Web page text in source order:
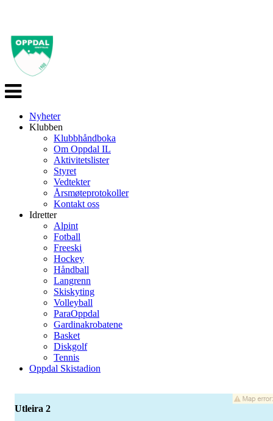
Veksle
navigasjon
Nyheter
Klubben
Klubbhåndboka
Om Oppdal IL
Aktivitetslister
Styret
Vedtekter
Årsmøteprotokoller
Kontakt oss
Idretter
Alpint
Fotball
Freeski
Hockey
Håndball
Langrenn
Skiskyting
Volleyball
ParaOppdal
Gardinakrobatene
Basket
Diskgolf
Tennis
Oppdal Skistadion
Utleira 2